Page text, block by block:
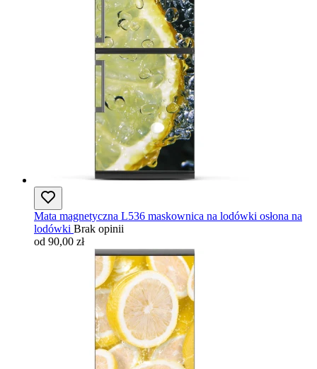
Mata magnetyczna L536 maskownica na lodówki osłona na
lodówki Brak opinii
od 90,00 zł